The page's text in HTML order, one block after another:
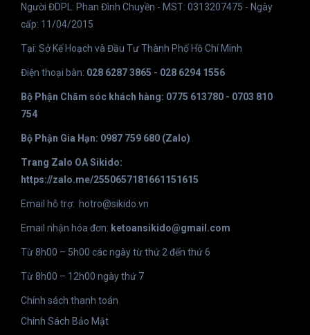
Người ĐDPL: Phan Đình Chuyền - MST: 0313207475 - Ngày
cấp: 11/04/2015
Tại: Sở Kế Hoạch và Đầu Tư Thành Phố Hồ Chí Minh
Điện thoại bàn: 028 6287 3865 - 028 6294 1556
Bộ Phận Chăm sóc khách hàng: 0775 613780 - 0703 810
754
Bộ Phận Gia Hạn: 0987 759 680 (Zalo)
Trang Zalo OA Sikido:
https://zalo.me/2550657181661151615
Email hỗ trợ: hotro@sikido.vn
Email nhận hóa đơn: ketoansikido@gmail.com
Từ 8h00 – 5h00 các ngày từ thứ 2 đến thứ 6
Từ 8h00 – 12h00 ngày thứ 7
Chính sách thanh toán
Chính Sách Bảo Mật